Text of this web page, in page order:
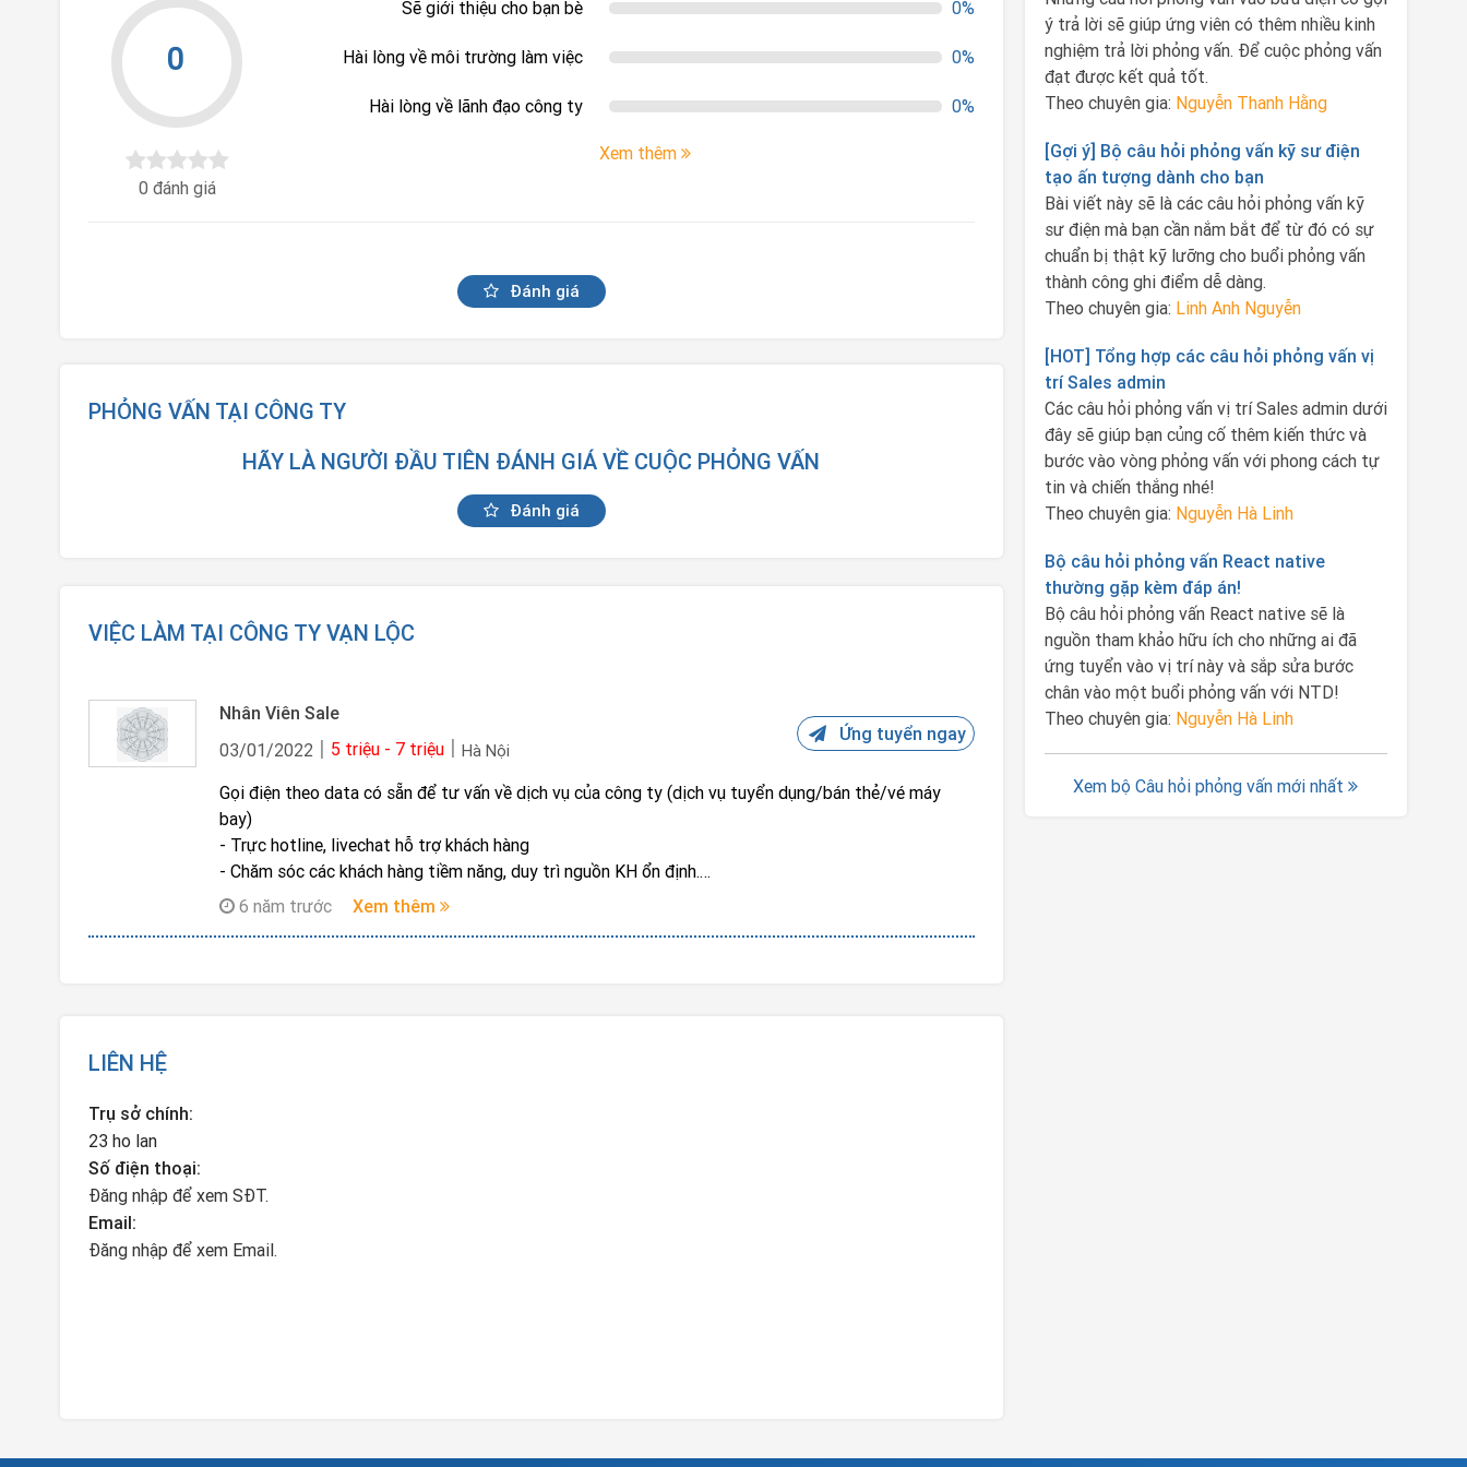
0
0 đánh giá
Sẽ giới thiệu cho bạn bè 0%
Hài lòng về môi trường làm việc 0%
Hài lòng về lãnh đạo công ty 0%
Xem thêm
Đánh giá
PHỎNG VẤN TẠI CÔNG TY
HÃY LÀ NGƯỜI ĐẦU TIÊN ĐÁNH GIÁ VỀ CUỘC PHỎNG VẤN
Đánh giá
VIỆC LÀM TẠI CÔNG TY VẠN LỘC
Nhân Viên Sale
03/01/2022
5 triệu - 7 triệu Hà Nội
Ứng tuyển ngay
Gọi điện theo data có sẵn để tư vấn về dịch vụ của công ty (dịch vụ tuyển dụng/bán thẻ/vé máy
bay)
- Trực hotline, livechat hỗ trợ khách hàng
- Chăm sóc các khách hàng tiềm năng, duy trì nguồn KH ổn định.
- Nghiên cứu chiến lược bán dịch vụ/sản phẩm để tăng doanh thu.
6 năm trước Xem thêm
LIÊN HỆ
Trụ sở chính:
23 ho lan
Số điện thoại:
Đăng nhập để xem SĐT.
Email:
Đăng nhập để xem Email.
ý trả lời sẽ giúp ứng viên có thêm nhiều kinh
nghiệm trả lời phỏng vấn. Để cuộc phỏng vấn
đạt được kết quả tốt.
Theo chuyên gia: Nguyễn Thanh Hằng
[Gợi ý] Bộ câu hỏi phỏng vấn kỹ sư điện
tạo ấn tượng dành cho bạn
Bài viết này sẽ là các câu hỏi phỏng vấn kỹ
sư điện mà bạn cần nắm bắt để từ đó có sự
chuẩn bị thật kỹ lưỡng cho buổi phỏng vấn
thành công ghi điểm dễ dàng.
Theo chuyên gia: Linh Anh Nguyễn
[HOT] Tổng hợp các câu hỏi phỏng vấn vị
trí Sales admin
Các câu hỏi phỏng vấn vị trí Sales admin dưới
đây sẽ giúp bạn củng cố thêm kiến thức và
bước vào vòng phỏng vấn với phong cách tự
tin và chiến thắng nhé!
Theo chuyên gia: Nguyễn Hà Linh
Bộ câu hỏi phỏng vấn React native
thường gặp kèm đáp án!
Bộ câu hỏi phỏng vấn React native sẽ là
nguồn tham khảo hữu ích cho những ai đã
ứng tuyển vào vị trí này và sắp sửa bước
chân vào một buổi phỏng vấn với NTD!
Theo chuyên gia: Nguyễn Hà Linh
Xem bộ Câu hỏi phỏng vấn mới nhất